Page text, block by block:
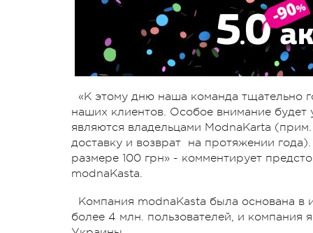
«К этому дню наша команда тщательно
наших клиентов. Особое внимание
являются владельцами ModnaKarta
доставку и возврат на протяжении
размере 100 грн» - комментирует
modnaKasta.
Компания modnaKasta была основана в
более 4 млн. пользователей, и